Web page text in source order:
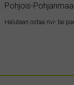
Pohjois-
Halutaan ostaa rivi- tai